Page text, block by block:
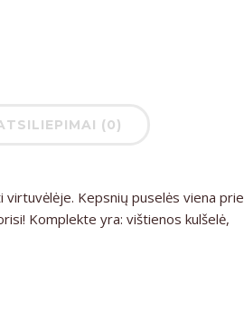
(0)
Kepsnių puselės viena prie
Komplekte yra: vištienos kulšelė,